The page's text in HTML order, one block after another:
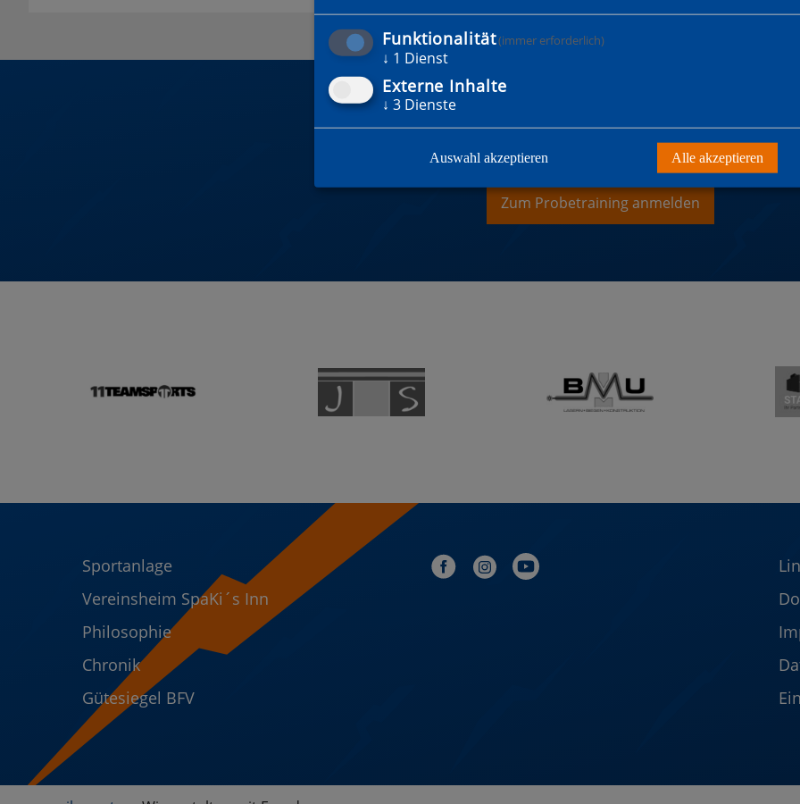
DU WILLST MITGLIED
Zum Probetraining anmelden
Sportanlage
Vereinsheim SpaKi´s Inn
Philosophie
Chronik
Gütesiegel BFV
Funktionalität(immer erforderlich)
↓ 1 Dienst
Externe Inhalte
↓ 3 Dienste
Auswahl akzeptieren Alle akzeptieren